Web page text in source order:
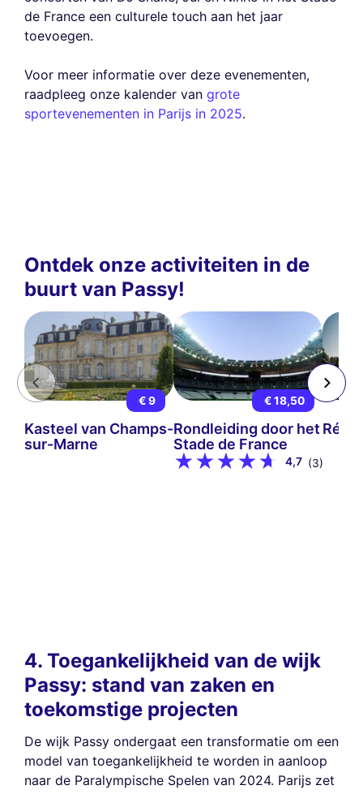
de France een culturele touch aan het jaar
toevoegen.
Voor meer informatie over deze evenementen,
raadpleeg onze kalender van grote
sportevenementen in Parijs in 2025.
Ontdek onze activiteiten in de
buurt van Passy!
€ 9
Kasteel van Champs-
sur-Marne
€ 18,50
Rondleiding door het
Stade de France
4,7 (3)
4. Toegankelijkheid van de wijk
Passy: stand van zaken en
toekomstige projecten
De wijk Passy ondergaat een transformatie om een
model van toegankelijkheid te worden in aanloop
naar de Paralympische Spelen van 2024. Parijs zet